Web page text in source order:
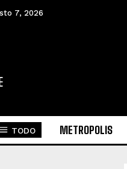
7, 2026
TODO METROPOLIS